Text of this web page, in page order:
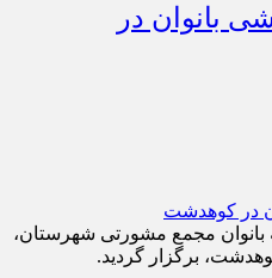
بانوان در
مجمع مشورتی شهرستان،
برگزار گردید.